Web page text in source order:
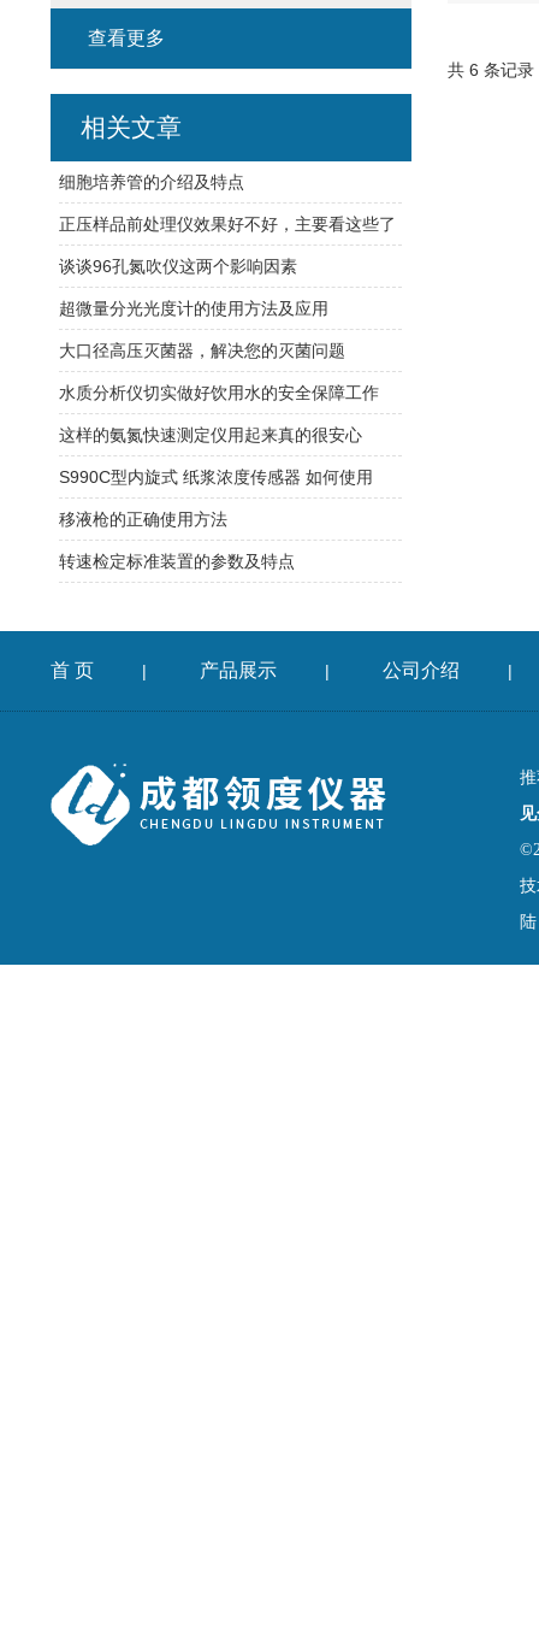
共 6 条记
查看更多
相关文章
细胞培养管的介绍及特点
正压样品前处理仪效果好不好，主要看这些了
谈谈96孔氮吹仪这两个影响因素
超微量分光光度计的使用方法及应用
大口径高压灭菌器，解决您的灭菌问题
水质分析仪切实做好饮用水的安全保障工作
这样的氨氮快速测定仪用起来真的很安心
S990C型内旋式 纸浆浓度传感器 如何使用
移液枪的正确使用方法
转速检定标准装置的参数及特点
首 页 | 产品展示 | 公司介绍 |
陆